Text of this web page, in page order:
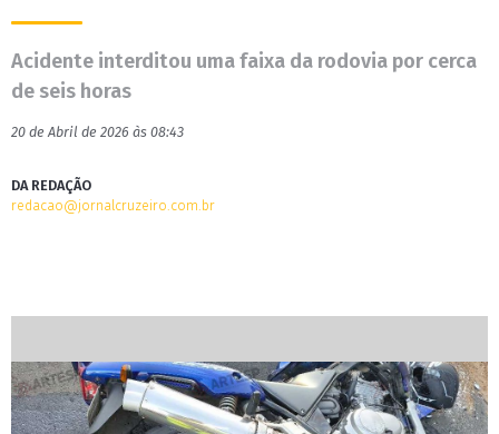
Acidente interditou uma faixa da rodovia por cerca
de seis horas
20 de Abril de 2026 às 08:43
DA REDAÇÃO
redacao@jornalcruzeiro.com.br